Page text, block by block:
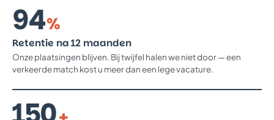
94%
Retentie na 12 maanden
Onze plaatsingen blijven. Bij twijfel halen we niet door — een
verkeerde match kost u meer dan een lege vacature.